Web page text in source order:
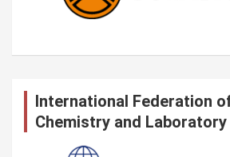
International Federation
Chemistry and